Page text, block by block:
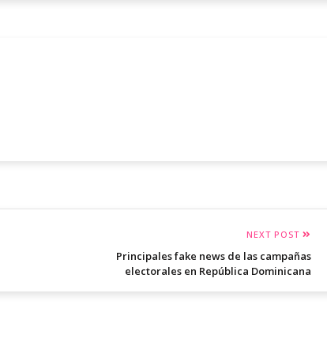
NEXT POST
Principales fake news de las campañas
electorales en República Dominicana